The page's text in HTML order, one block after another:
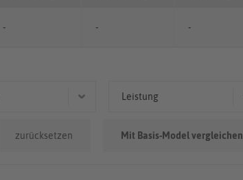
- - -
Leistung
zurücksetzen
Mit Basis-Model vergleichen